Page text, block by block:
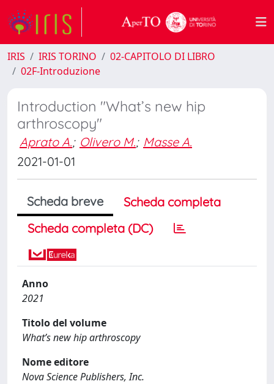
IRIS IRIS TORINO
02-CAPITOLO DI LIBRO
02F-Introduzione
Introduction "What’s new hip
arthroscopy"
Aprato A.; Olivero M.; Masse A.
2021-01-01
Scheda breve
Scheda completa
Scheda completa (DC)
Anno
2021
Titolo del volume
What’s new hip arthroscopy
Nome editore
Nova Science Publishers, Inc.